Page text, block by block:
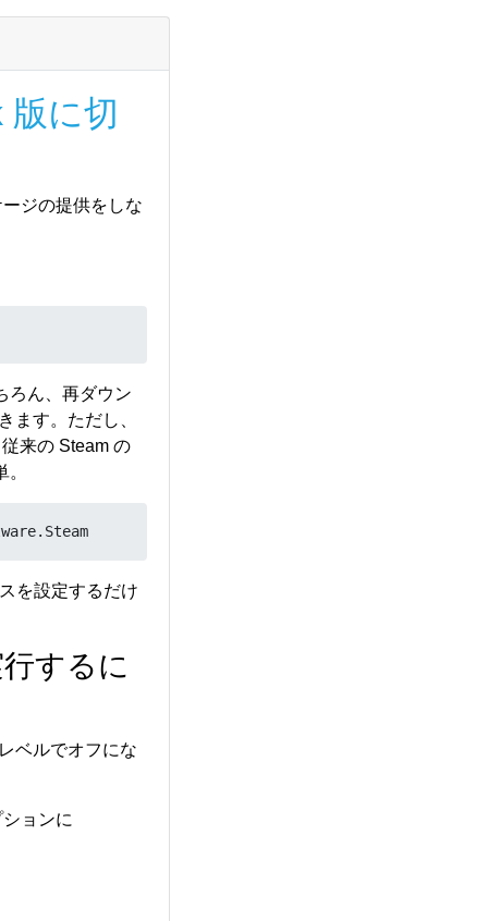
Backport/16.0/Kernel:stable:Backport.repo
。セキュアブー
しておかない
found, mask 4
BT(0) detected, ssp_mask 0x4
in NHLT tables: 0x4
in NHLT tables: 2
and/or topology file not found.
default profiles
1 (Requested):
file: intel/sof-ipc4/lnl/sof-lnl.ri
file: intel/sof-ipc4-tplg/sof-lnl-rt722-l0-2ch.tplg
have 'sof-firmware' package installed.
can be manually downloaded from:
版に切
ジの提供をしな
ろん、再ダウン
ます。ただし、
来の Steam の
を設定するだけ
するに
ベルでオフにな
ョンに